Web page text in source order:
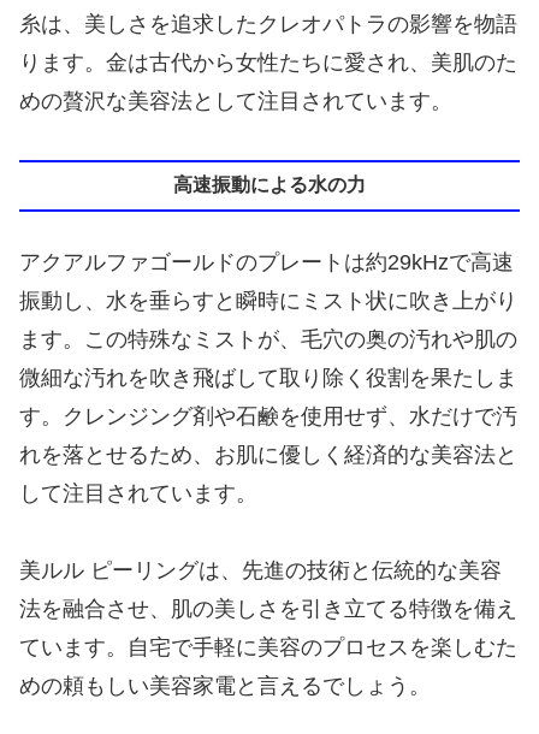
糸は、美しさを追求したクレオパトラの影響を物語
ります。金は古代から女性たちに愛され、美肌のた
めの贅沢な美容法として注目されています。
高速振動による水の力
アクアルファゴールドのプレートは約29kHzで高速
振動し、水を垂らすと瞬時にミスト状に吹き上がり
ます。この特殊なミストが、毛穴の奥の汚れや肌の
微細な汚れを吹き飛ばして取り除く役割を果たしま
す。クレンジング剤や石鹸を使用せず、水だけで汚
れを落とせるため、お肌に優しく経済的な美容法と
して注目されています。
美ルル ピーリングは、先進の技術と伝統的な美容
法を融合させ、肌の美しさを引き立てる特徴を備え
ています。自宅で手軽に美容のプロセスを楽しむた
めの頼もしい美容家電と言えるでしょう。